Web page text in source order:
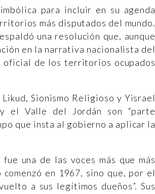
para incluir en su agenda
más disputados del mundo.
una resolución que, aunque
en la narrativa nacionalista del
oficial de los territorios ocupados
Sionismo Religioso y Yisrael
el Valle del Jordán son “parte
que insta al gobierno a aplicar la
una de las voces más que más
en 1967, sino que, por el
a sus legítimos dueños”. Sus